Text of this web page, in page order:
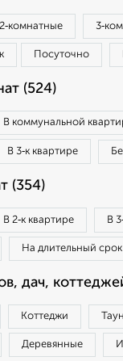
2‑комнатные
Посуточно
(524)
В коммунальной
В 3‑к квартире
(354)
В 2‑к квартире В
На длительный срок
дач,
Коттеджи
Деревянные